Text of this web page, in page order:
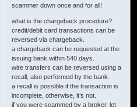
scammer down once and for all!
what is the chargeback procedure?
credit/debit card transactions can be
reversed via chargeback.
a chargeback can be requested at the
issuing bank within 540 days.
wire transfers can be reversed using a
recall, also performed by the bank.
a recall is possible if the transaction is
incomplete, otherwise, it’s not.
if you were scammed by a broker, let